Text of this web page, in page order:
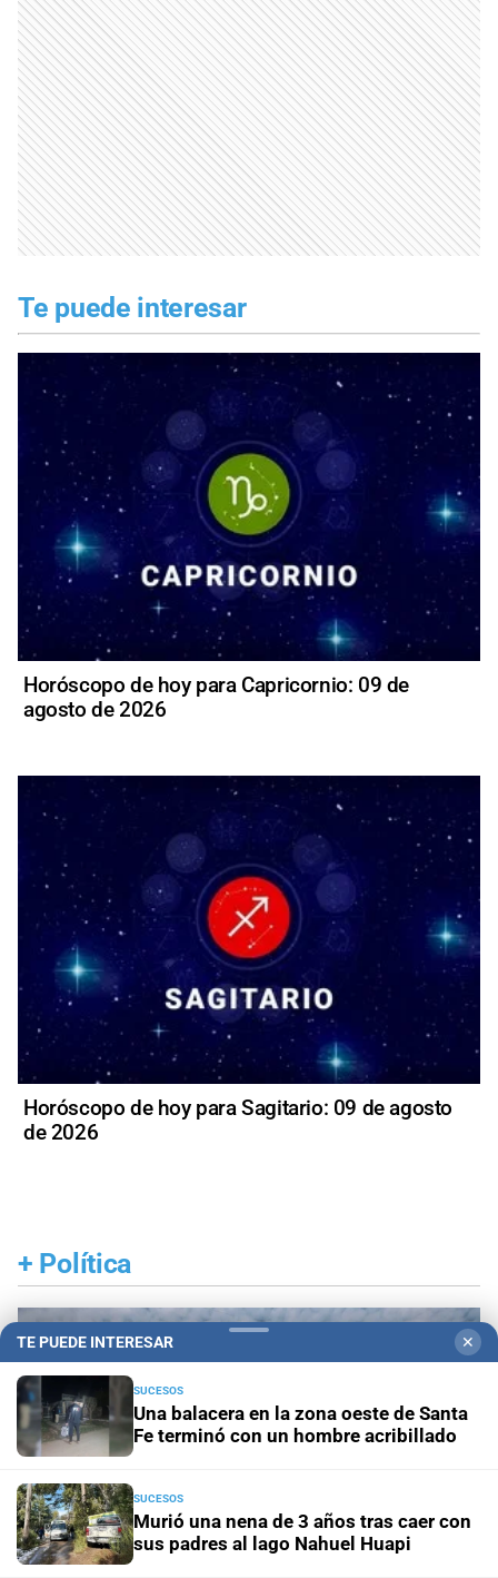
Te puede interesar
Horóscopo de hoy para Capricornio: 09 de
agosto de 2026
Horóscopo de hoy para Sagitario: 09 de agosto
de 2026
+ Política
TE PUEDE INTERESAR ✕
SUCESOS
Una balacera en la zona oeste de Santa
Fe terminó con un hombre acribillado
SUCESOS
Murió una nena de 3 años tras caer con
sus padres al lago Nahuel Huapi